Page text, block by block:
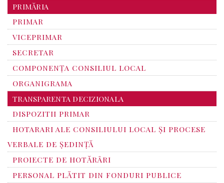
PRIMĂRIA
PRIMAR
VICEPRIMAR
SECRETAR
COMPONENȚA CONSILIUL LOCAL
ORGANIGRAMA
TRANSPARENTA DECIZIONALA
DISPOZITII PRIMAR
HOTARARI ALE CONSILIULUI LOCAL ȘI PROCESE
VERBALE DE ȘEDINȚĂ
PROIECTE DE HOTĂRÂRI
PERSONAL PLĂTIT DIN FONDURI PUBLICE